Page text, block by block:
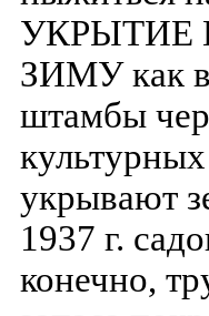
УКРЫТИЕ
ЗИМУ как
штамбы
укрывают
1937 г.
конечно,